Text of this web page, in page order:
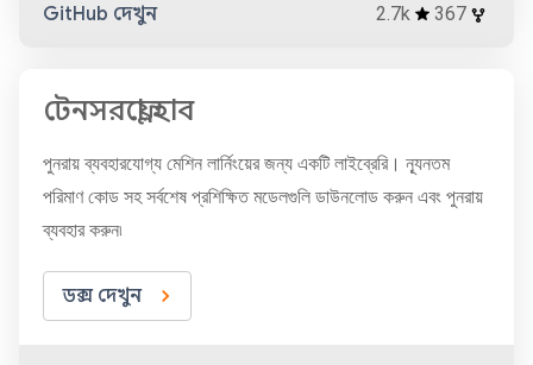
GitHub দেখুন 2.7k 367
টেনসরফ্লো হাব
পুনরায় ব্যবহারযোগ্য মেশিন লার্নিংয়ের জন্য একটি লাইব্রেরি। ন্যূনতম
পরিমাণ কোড সহ সর্বশেষ প্রশিক্ষিত মডেলগুলি ডাউনলোড করুন এবং পুনরায়
ব্যবহার করুন৷
ডক্স দেখুন